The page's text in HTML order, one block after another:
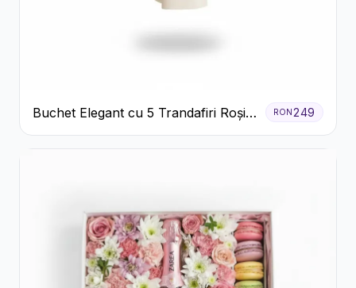
Buchet Elegant cu 5 Trandafiri Roșii
și Eucalipt
RON 249